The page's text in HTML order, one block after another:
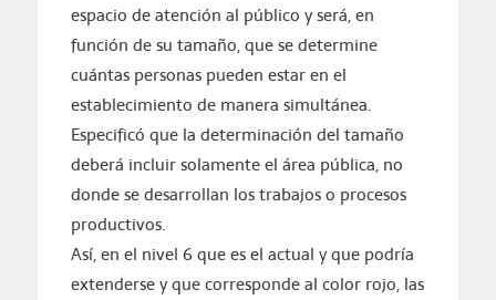
espacio de atención al público y será, en
función de su tamaño, que se determine
cuántas personas pueden estar en el
establecimiento de manera simultánea.
Especificó que la determinación del tamaño
deberá incluir solamente el área pública, no
donde se desarrollan los trabajos o procesos
productivos.
Así, en el nivel 6 que es el actual y que podría
extenderse y que corresponde al color rojo, las